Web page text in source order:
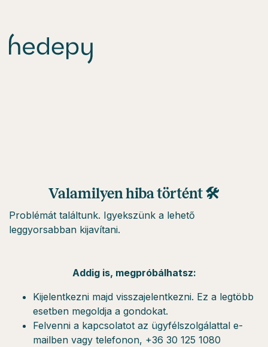
Valamilyen hiba történt 🛠
Problémát találtunk. Igyekszünk a lehető
leggyorsabban kijavítani.
Addig is, megpróbálhatsz:
Kijelentkezni majd visszajelentkezni. Ez a legtöbb
esetben megoldja a gondokat.
Felvenni a kapcsolatot az ügyfélszolgálattal e-
mailben vagy telefonon, +36 30 125 1080